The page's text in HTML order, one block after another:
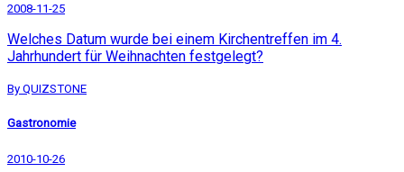
2008-11-25
Welches Datum wurde bei einem Kirchentreffen im 4.
Jahrhundert für Weihnachten festgelegt?
By QUIZSTONE
Gastronomie
2010-10-26